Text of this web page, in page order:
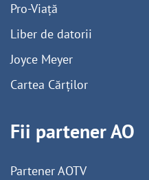
Pro-Viață
Liber de datorii
Joyce Meyer
Cartea Cărților
Fii partener AO
Partener AOTV